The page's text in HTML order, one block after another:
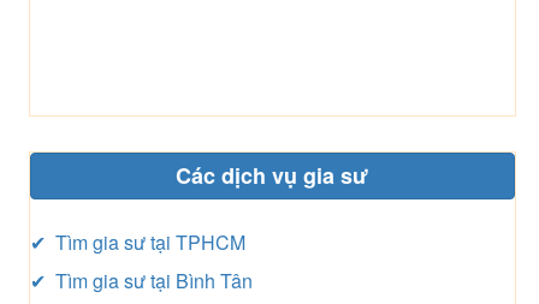
Các dịch vụ gia sư
✔ Tìm gia sư tại TPHCM
✔ Tìm gia sư tại Bình Tân